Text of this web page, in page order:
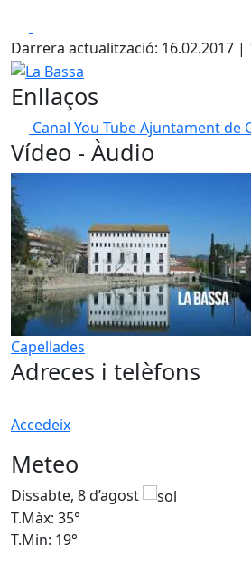
Darrera actualització: 16.02.2017 |
La Bassa
Enllaços
Canal You Tube Ajuntament de
Vídeo - Àudio
Capellades
Adreces i telèfons
Accedeix
Meteo
Dissabte, 8 d’agost
T.Màx: 35°
T.Min: 19°